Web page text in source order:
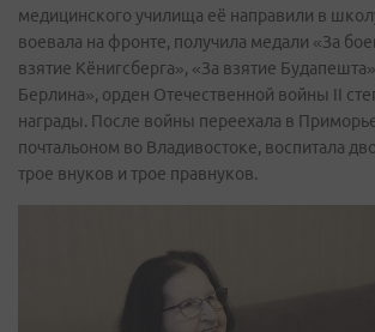
медицинского училища её направили в
воевала на фронте, получила медали «За
взятие Кёнигсберга», «За взятие
Берлина», орден Отечественной войны II
награды. После войны переехала в
почтальоном во Владивостоке, воспитала
трое внуков и трое правнуков.